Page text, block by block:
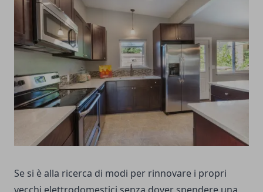
Se si è alla ricerca di modi per rinnovare i propri